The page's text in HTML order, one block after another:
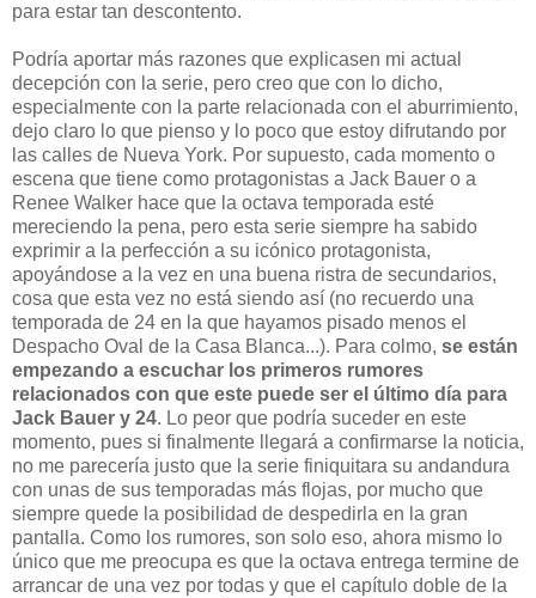
para estar tan descontento.
Podría aportar más razones que explicasen mi actual
decepción con la serie, pero creo que con lo dicho,
especialmente con la parte relacionada con el aburrimiento,
dejo claro lo que pienso y lo poco que estoy difrutando por
las calles de Nueva York. Por supuesto, cada momento o
escena que tiene como protagonistas a Jack Bauer o a
Renee Walker hace que la octava temporada esté
mereciendo la pena, pero esta serie siempre ha sabido
exprimir a la perfección a su icónico protagonista,
apoyándose a la vez en una buena ristra de secundarios,
cosa que esta vez no está siendo así (no recuerdo una
temporada de 24 en la que hayamos pisado menos el
Despacho Oval de la Casa Blanca...). Para colmo, se están
empezando a escuchar los primeros rumores
relacionados con que este puede ser el último día para
Jack Bauer y 24. Lo peor que podría suceder en este
momento, pues si finalmente llegará a confirmarse la noticia,
no me parecería justo que la serie finiquitara su andandura
con unas de sus temporadas más flojas, por mucho que
siempre quede la posibilidad de despedirla en la gran
pantalla. Como los rumores, son solo eso, ahora mismo lo
único que me preocupa es que la octava entrega termine de
arrancar de una vez por todas y que el capítulo doble de la